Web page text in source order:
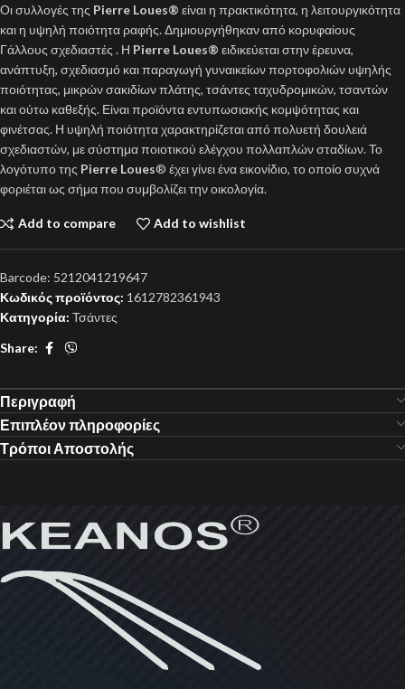
Οι συλλογές της Pierre Loues® είναι η πρακτικότητα, η λειτουργικότητα
και η υψηλή ποιότητα ραφής. Δημιουργήθηκαν από κορυφαίους
Γάλλους σχεδιαστές . Η Pierre Loues® ειδικεύεται στην έρευνα,
ανάπτυξη, σχεδιασμό και παραγωγή γυναικείων πορτοφολιών υψηλής
ποιότητας, μικρών σακιδίων πλάτης, τσάντες ταχυδρομικών, τσαντών
και ούτω καθεξής. Είναι προϊόντα εντυπωσιακής κομψότητας και
φινέτσας. Η υψηλή ποιότητα χαρακτηρίζεται από πολυετή δουλειά
σχεδιαστών, με σύστημα ποιοτικού ελέγχου πολλαπλών σταδίων. Το
λογότυπο της Pierre Loues® έχει γίνει ένα εικονίδιο, το οποίο συχνά
φοριέται ως σήμα που συμβολίζει την οικολογία.
Add to compare Add to wishlist
Barcode: 5212041219647
Κωδικός προϊόντος: 1612782361943
Κατηγορία: Τσάντες
Share:
Περιγραφή
Επιπλέον πληροφορίες
Τρόποι Αποστολής